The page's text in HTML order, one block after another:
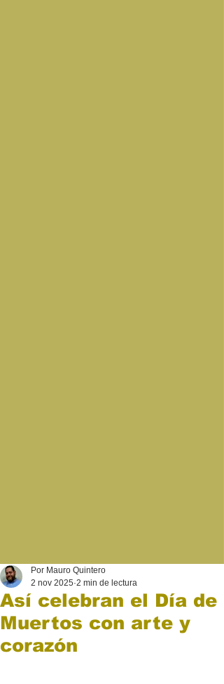
Así celebran el Día de
Muertos con arte y
corazón
Por Mauro Quintero
2 nov 2025 2 min de lectura